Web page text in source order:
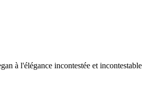
à l'élégance incontestée et incontestable